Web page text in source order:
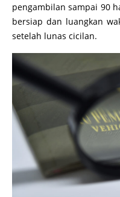
pengambilan sampai 90
bersiap dan luangkan
setelah lunas cicilan.